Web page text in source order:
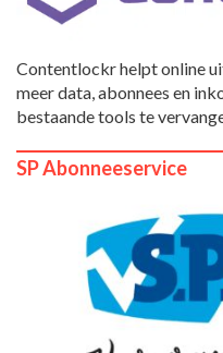
Contentlockr helpt online
meer data, abonnees en
bestaande tools te
SP Abonneeservice